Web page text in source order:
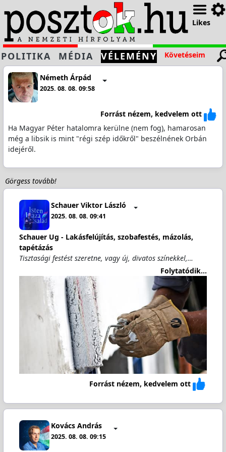
Likes
POLITIKA MÉDIA VÉLEMÉNY Követéseim
Németh Árpád
2025. 08. 08. 09:58
Forrást nézem, kedvelem ott
Ha Magyar Péter hatalomra kerülne (nem fog), hamarosan
még a libsik is mint "régi szép időkről" beszélnének Orbán
idejéről.
Görgess tovább!
Schauer Viktor László
2025. 08. 08. 09:41
Schauer Ug - Lakásfelújítás, szobafestés, mázolás,
tapétázás
Tisztasági festést szeretne, vagy új, divatos színekkel,…
Folytatódik...
Forrást nézem, kedvelem ott
Kovács András
2025. 08. 08. 09:15